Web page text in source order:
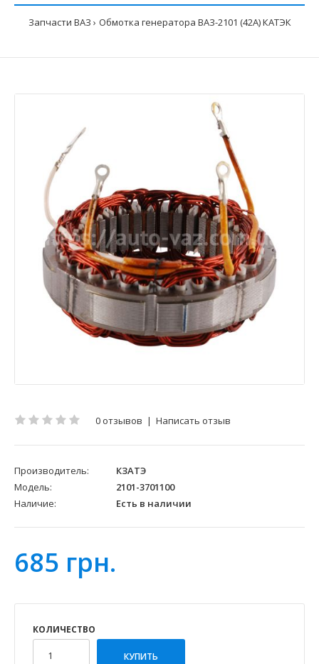
Запчасти ВАЗ Обмотка генератора ВАЗ-2101 (42А) КАТЭК
0 отзывов | Написать отзыв
Производитель:
КЗАТЭ
Модель:
2101-3701100
Наличие:
Есть в наличии
685 грн.
КОЛИЧЕСТВО